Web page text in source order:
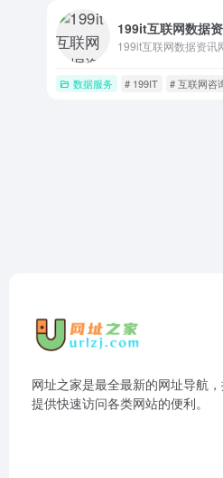
199it互联网数据
数据服务 # 199IT # 互联网咨
网址之家是最全最新的网址导航
提供快速访问各类网站的便利。